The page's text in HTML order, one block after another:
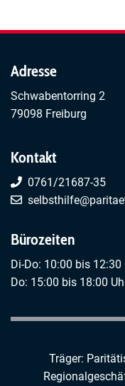
Freiburg
Adresse
Schwabentorring 2
79098 Freiburg
Kontakt
0761/21687-35
Bürozeiten
Di-Do: 10:00 bis 12:30
Do: 15:00 bis 18:00
Träger: